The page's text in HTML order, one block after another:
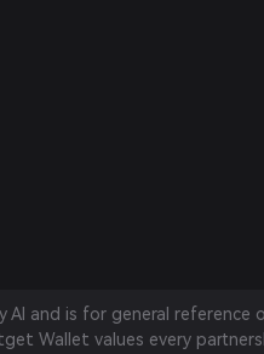
and is for general reference
Wallet values every